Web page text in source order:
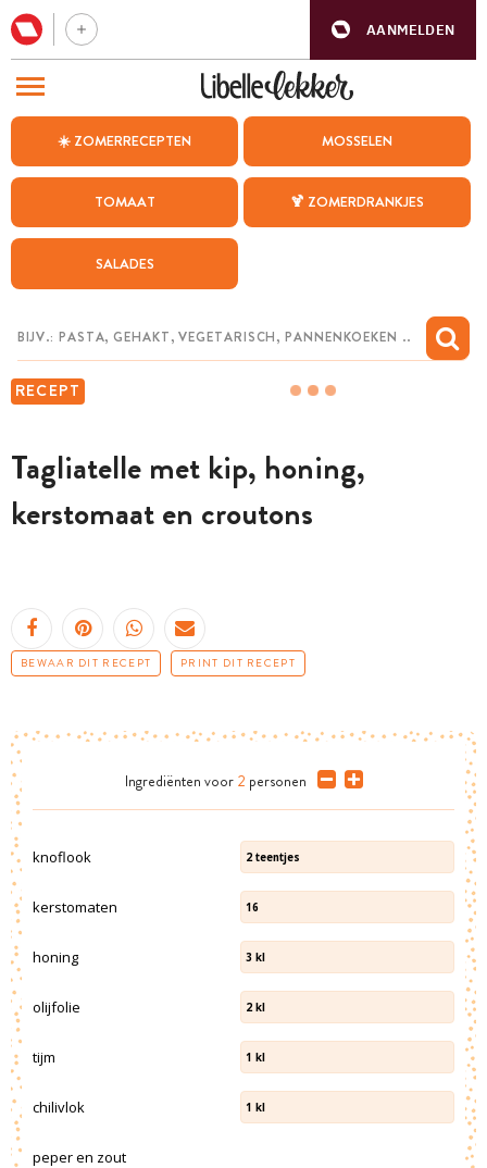
AANMELDEN
☀️ ZOMERRECEPTEN MOSSELEN
TOMAAT 🍹 ZOMERDRANKJES
SALADES
RECEPT
Tagliatelle met kip, honing,
kerstomaat en croutons
BEWAAR DIT RECEPT PRINT DIT RECEPT
Ingrediënten voor 2 personen
knoflook 2 teentjes
kerstomaten 16
honing 3 kl
olijfolie 2 kl
tijm 1 kl
chilivlok 1 kl
peper en zout
BEZOEK ONZE ANDERE WEBSITES
WEEKMENU
CHAT MET MAIA
MIJN BEWAARDE RECEPTEN